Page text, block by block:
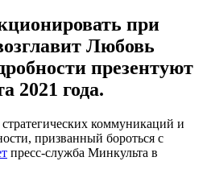
при
Любовь
презентуют
2021 года.
коммуникаций и
призванный бороться с
пресс-служба Минкульта в